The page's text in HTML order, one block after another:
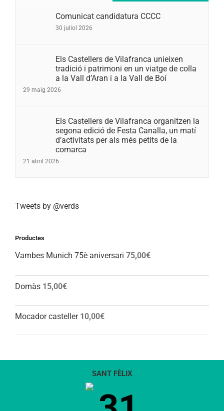
Comunicat candidatura CCCC
30 juliol 2026
Els Castellers de Vilafranca unieixen
tradició i patrimoni en un viatge de colla
a la Vall d’Aran i a la Vall de Boí
29 maig 2026
Els Castellers de Vilafranca organitzen la
segona edició de Festa Canalla, un matí
d’activitats per als més petits de la
comarca
21 abril 2026
Tweets by @verds
Productes
Vambes Munich 75è aniversari 75,00€
Domàs 15,00€
Mocador casteller 10,00€
SANT FÈLIX